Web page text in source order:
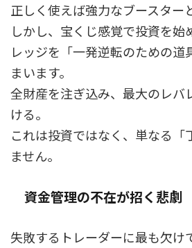
正しく使えば強力なブースター
しかし、宝くじ感覚で投資を始
レッジを「一発逆転のための道
まいます。
全財産を注ぎ込み、最大のレバ
ける。
これは投資ではなく、単なる「
ません。
資金管理の不在が招く悲劇
失敗するトレーダーに最も欠け